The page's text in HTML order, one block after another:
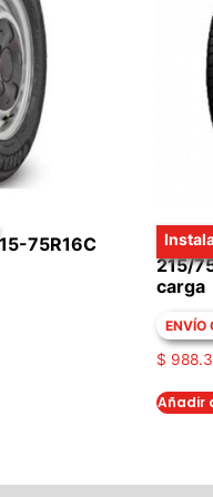
75R16C
215/
carga
ENVÍO
$
Añadir